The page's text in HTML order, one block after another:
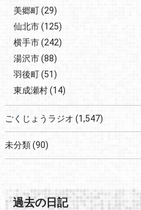
美郷町(29)
仙北市(125)
横手市(242)
湯沢市(88)
羽後町(51)
東成瀬村(14)
ごくじょうラジオ (1,547)
未分類(90)
過去の日記